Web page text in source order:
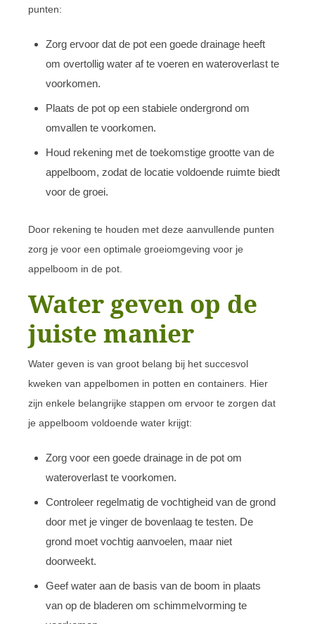
punten:
Zorg ervoor dat de pot een goede drainage heeft
om overtollig water af te voeren en wateroverlast te
voorkomen.
Plaats de pot op een stabiele ondergrond om
omvallen te voorkomen.
Houd rekening met de toekomstige grootte van de
appelboom, zodat de locatie voldoende ruimte biedt
voor de groei.
Door rekening te houden met deze aanvullende punten
zorg je voor een optimale groeiomgeving voor je
appelboom in de pot.
Water geven op de
juiste manier
Water geven is van groot belang bij het succesvol
kweken van appelbomen in potten en containers. Hier
zijn enkele belangrijke stappen om ervoor te zorgen dat
je appelboom voldoende water krijgt:
Zorg voor een goede drainage in de pot om
wateroverlast te voorkomen.
Controleer regelmatig de vochtigheid van de grond
door met je vinger de bovenlaag te testen. De
grond moet vochtig aanvoelen, maar niet
doorweekt.
Geef water aan de basis van de boom in plaats
van op de bladeren om schimmelvorming te